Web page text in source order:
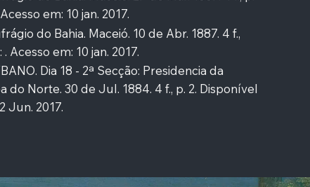
em: 10 jan. 2017.
do Bahia. Maceió. 10 de Abr. 1887. 4 f.,
Acesso em: 10 jan. 2017.
Dia 18 - 2ª Secção: Presidencia da
do Norte. 30 de Jul. 1884. 4 f., p. 2. Disponível
Jun. 2017.